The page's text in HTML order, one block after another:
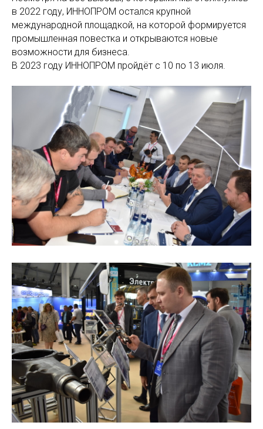
в 2022 году, ИННОПРОМ остался крупной
международной площадкой, на которой формируется
промышленная повестка и открываются новые
возможности для бизнеса.
В 2023 году ИННОПРОМ пройдёт с 10 по 13 июля.